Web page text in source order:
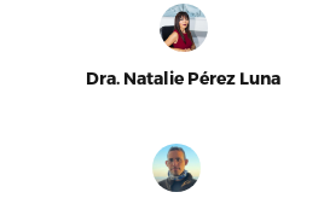
Dra. Natalie Pérez Luna